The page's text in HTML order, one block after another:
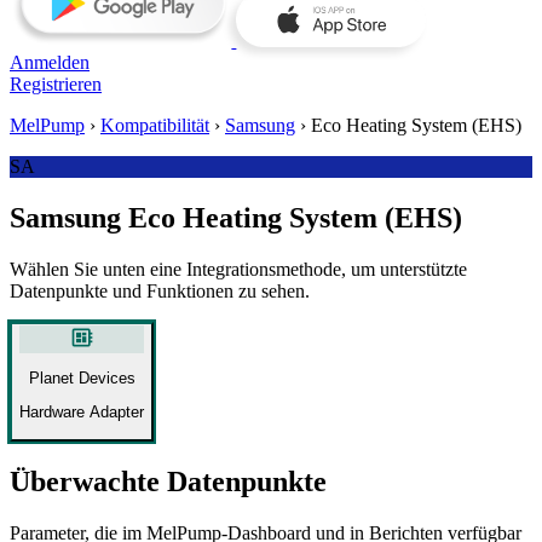
Anmelden
Registrieren
MelPump › Kompatibilität › Samsung › Eco Heating System (EHS)
SA
Samsung Eco Heating System (EHS)
Wählen Sie unten eine Integrationsmethode, um unterstützte
Datenpunkte und Funktionen zu sehen.
developer_board
Planet Devices
Hardware Adapter
Überwachte Datenpunkte
Parameter, die im MelPump‑Dashboard und in Berichten verfügbar